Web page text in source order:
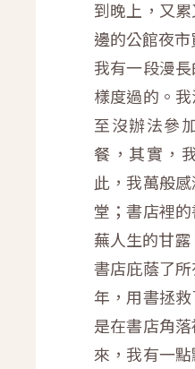
到晚上，又
邊的公館夜
我有一段漫
樣度過的。
至沒辦法參
餐，其實，
此，我萬般
堂；書店裡
蕪人生的甘露
書店庇蔭了
年，用書拯
是在書店角
來，我有一